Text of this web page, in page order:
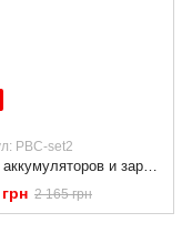
PBC-set2
Набор аккумуляторов и зарядного устройства Procraft PBC-set2 (20/4 АКБ и ЗУ)
2 165 грн